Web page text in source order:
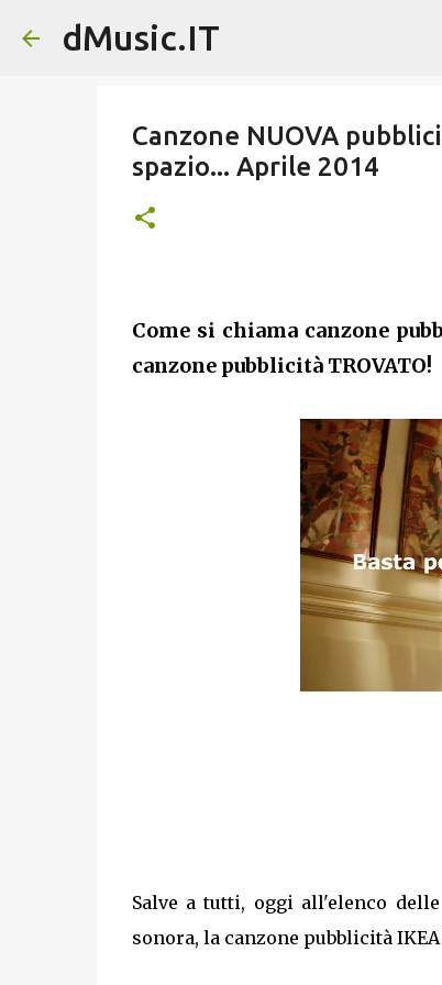
dMusic.IT
Canzone NUOVA
spazio... Aprile 2014
Come si chiama canzone
canzone pubblicità TROVATO!
Salve a tutti, oggi all'elenco
sonora, la canzone pubblicità